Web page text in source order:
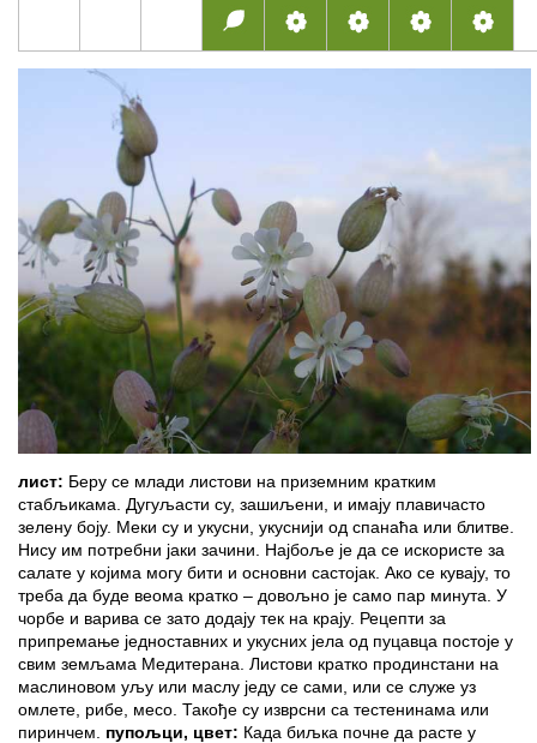
лист: Беру се млади листови на приземним кратким
стабљикама. Дугуљасти су, зашиљени, и имају плавичасто
зелену боју. Меки су и укусни, укуснији од спанаћа или блитве.
Нису им потребни јаки зачини. Најбоље је да се искористе за
салате у којима могу бити и основни састојак. Ако се кувају, то
треба да буде веома кратко – довољно је само пар минута. У
чорбе и варива се зато додају тек на крају. Рецепти за
припремање једноставних и укусних јела од пуцавца постоје у
свим земљама Медитерана. Листови кратко продинстани на
маслиновом уљу или маслу једу се сами, или се служе уз
омлете, рибе, месо. Такође су изврсни са тестенинама или
пиринчем. пупољци, цвет: Када биљка почне да расте у